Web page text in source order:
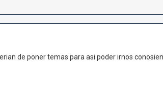
de poner temas para asi poder irnos